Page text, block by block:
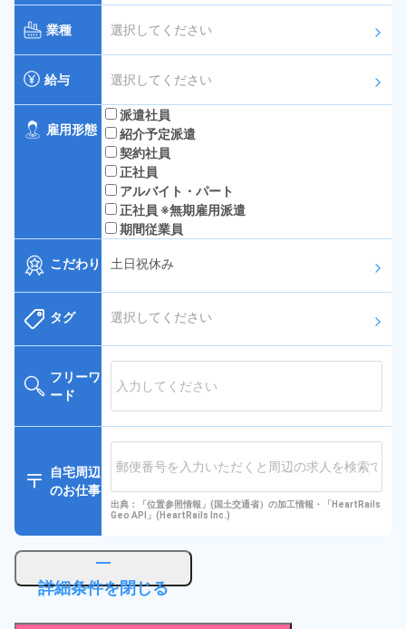
業種 選択してください arrow_forward_ios
給与 選択してください arrow_forward_ios
雇用形態
派遣社員
紹介予定派遣
契約社員
正社員
アルバイト・パート
正社員 ※無期雇用派遣
期間従業員
こだわり 土日祝休み arrow_forward_ios
タグ 選択してください arrow_forward_ios
フリーワ
ード
自宅周辺
のお仕事
出典：「位置参照情報」(国土交通省）の加工情報・「HeartRails
Geo API」(HeartRails Inc.)
horizontal_rule
詳細条件を閉じる